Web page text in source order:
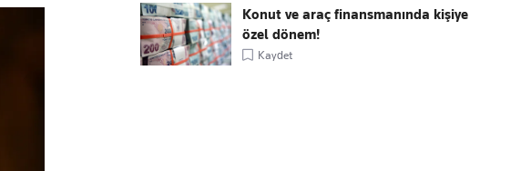
Konut ve araç finansmanında kişiye
özel dönem!
Kaydet